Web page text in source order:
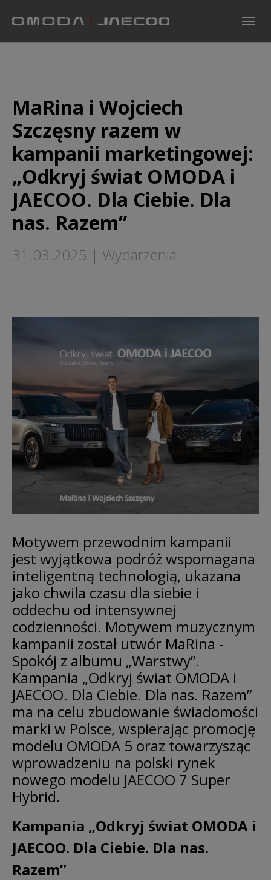
MaRina i Wojciech
Szczęsny razem w
kampanii marketingowej:
„Odkryj świat OMODA i
JAECOO. Dla Ciebie. Dla
nas. Razem”
31.03.2025 | Wydarzenia
Motywem przewodnim kampanii
jest wyjątkowa podróż wspomagana
inteligentną technologią, ukazana
jako chwila czasu dla siebie i
oddechu od intensywnej
codzienności. Motywem muzycznym
kampanii został utwór MaRina -
Spokój z albumu „Warstwy”.
Kampania „Odkryj świat OMODA i
JAECOO. Dla Ciebie. Dla nas. Razem”
ma na celu zbudowanie świadomości
marki w Polsce, wspierając promocję
modelu OMODA 5 oraz towarzysząc
wprowadzeniu na polski rynek
nowego modelu JAECOO 7 Super
Hybrid.
Kampania „Odkryj świat OMODA i
JAECOO. Dla Ciebie. Dla nas.
Razem”